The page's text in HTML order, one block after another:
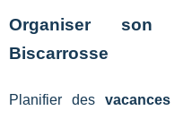
Organiser
Biscarrosse
Planifier des